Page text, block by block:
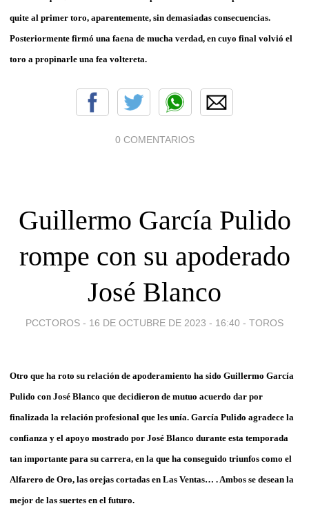
quite al primer toro, aparentemente, sin demasiadas consecuencias.
Posteriormente firmó una faena de mucha verdad, en cuyo final volvió el
toro a propinarle una fea voltereta.
0 COMENTARIOS
Guillermo García Pulido
rompe con su apoderado
José Blanco
PCCTOROS - 16 DE OCTUBRE DE 2023 - 16:40 - TOROS
Otro que ha roto su relación de apoderamiento ha sido Guillermo García
Pulido con José Blanco que decidieron de mutuo acuerdo dar por
finalizada la relación profesional que les unía. García Pulido agradece la
confianza y el apoyo mostrado por José Blanco durante esta temporada
tan importante para su carrera, en la que ha conseguido triunfos como el
Alfarero de Oro, las orejas cortadas en Las Ventas… . Ambos se desean la
mejor de las suertes en el futuro.